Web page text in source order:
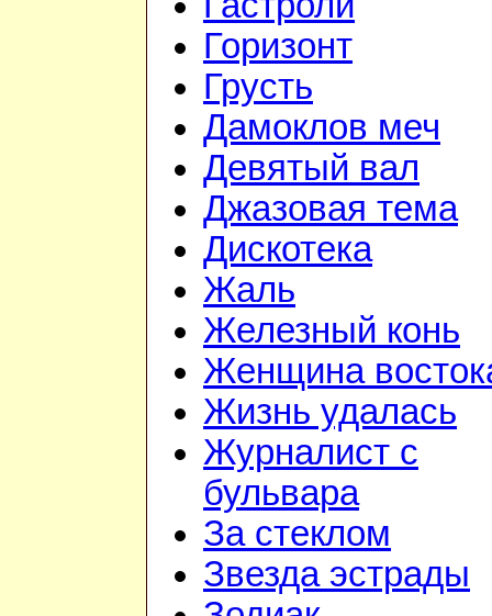
Горизонт
Грусть
Дамоклов меч
Девятый вал
Джазовая тема
Дискотека
Жаль
Железный конь
Женщина
Жизнь удалась
Журналист с
бульвара
За стеклом
Звезда эстрады